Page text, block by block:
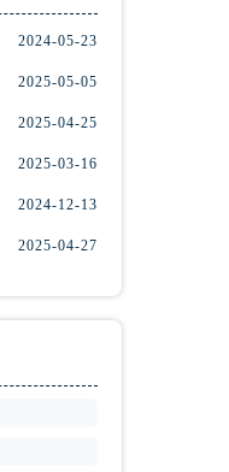
2024-05-23
2025-05-05
2025-04-25
2025-03-16
2024-12-13
2025-04-27